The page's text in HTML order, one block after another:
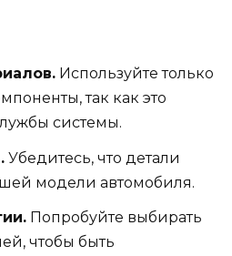
Используйте только
так как это
системы.
Убедитесь, что детали
модели автомобиля.
Попробуйте выбирать
чтобы быть